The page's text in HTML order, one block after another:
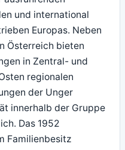
und international
Europas. Neben
Österreich bieten
in Zentral- und
regionalen
der Unger
innerhalb der Gruppe
Das 1952
Familienbesitz